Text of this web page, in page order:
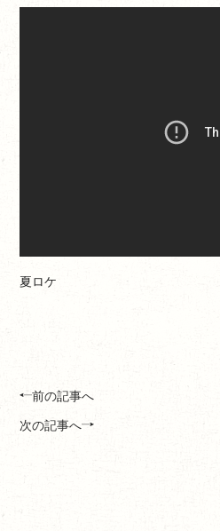
夏ロケ
前の記事へ
次の記事へ